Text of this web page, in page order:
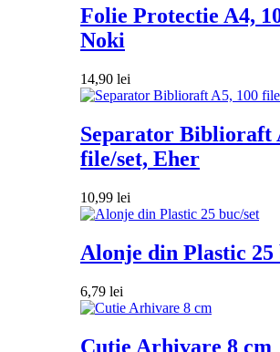
Folie Protectie A4,
Noki
14,90 lei
Separator Biblioraft
file/set, Eher
10,99 lei
Alonje din Plastic 25
6,79 lei
Cutie Arhivare 8 cm